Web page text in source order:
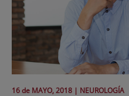
16 de MAYO, 2018 | NEUROLOGÍA